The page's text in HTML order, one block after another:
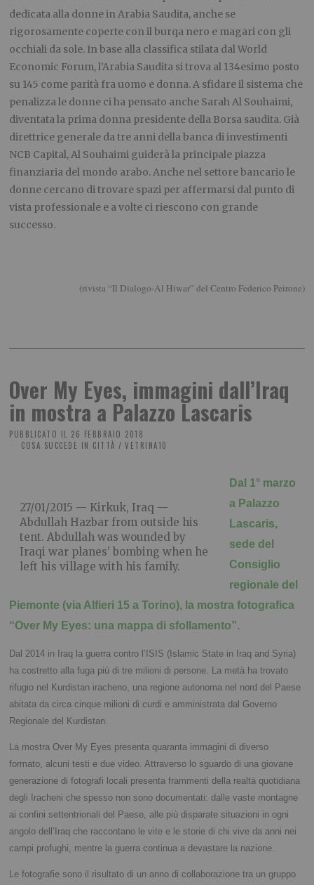
dedicata alla donne in Arabia Saudita, anche se
rigorosamente coperte con il burqa nero e magari con gli
occhiali da sole. In base alla classifica stilata dal World
Economic Forum, l’Arabia Saudita si trova al 134esimo posto
su 145 come parità fra uomo e donna. A sfidare il sistema che
penalizza le donne ci ha pensato anche Sarah Al Souhaimi,
diventata la prima donna presidente della Borsa saudita. Già
direttrice generale da tre anni della banca di investimenti
NCB Capital, Al Souhaimi guiderà la principale piazza
finanziaria del mondo arabo. Anche nel settore bancario le
donne cercano di trovare spazi per affermarsi dal punto di
vista professionale e a volte ci riescono con grande
successo.
(rivista “Il Dialogo-Al Hiwar” del Centro Federico Peirone)
Over My Eyes, immagini dall’Iraq
in mostra a Palazzo Lascaris
PUBBLICATO IL 26 FEBBRAIO 2018
COSA SUCCEDE IN CITTÀ / VETRINA10
27/01/2015 — Kirkuk, Iraq —
Abdullah Hazbar from outside his
tent. Abdullah was wounded by
Iraqi war planes’ bombing when he
left his village with his family.
Dal 1° marzo
a Palazzo
Lascaris,
sede del
Consiglio
regionale del
Piemonte (via Alfieri 15 a Torino), la mostra fotografica
“Over My Eyes: una mappa di sfollamento”.
Dal 2014 in Iraq la guerra contro l’ISIS (Islamic State in Iraq and Syria)
ha costretto alla fuga più di tre milioni di persone. La metà ha trovato
rifugio nel Kurdistan iracheno, una regione autonoma nel nord del Paese
abitata da circa cinque milioni di curdi e amministrata dal Governo
Regionale del Kurdistan.
La mostra Over My Eyes presenta quaranta immagini di diverso
formato, alcuni testi e due video. Attraverso lo sguardo di una giovane
generazione di fotografi locali presenta frammenti della realtà quotidiana
degli Iracheni che spesso non sono documentati: dalle vaste montagne
ai confini settentrionali del Paese, alle più disparate situazioni in ogni
angolo dell’Iraq che raccontano le vite e le storie di chi vive da anni nei
campi profughi, mentre la guerra continua a devastare la nazione.
Le fotografie sono il risultato di un anno di collaborazione tra un gruppo